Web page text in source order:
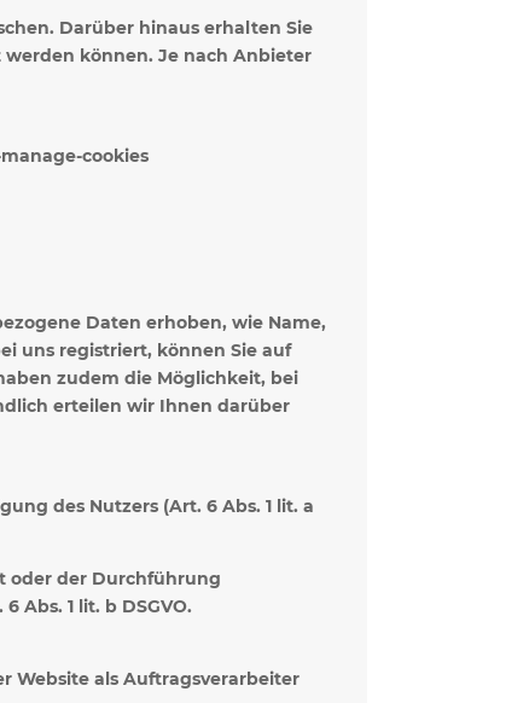
Darüber hinaus erhalten Sie
können. Je nach Anbieter
cookies
Daten erhoben, wie Name,
uns registriert, können Sie auf
zudem die Möglichkeit, bei
erteilen wir Ihnen darüber
des Nutzers (Art. 6 Abs. 1 lit. a
oder der Durchführung
Abs. 1 lit. b DSGVO.
Website als Auftragsverarbeiter